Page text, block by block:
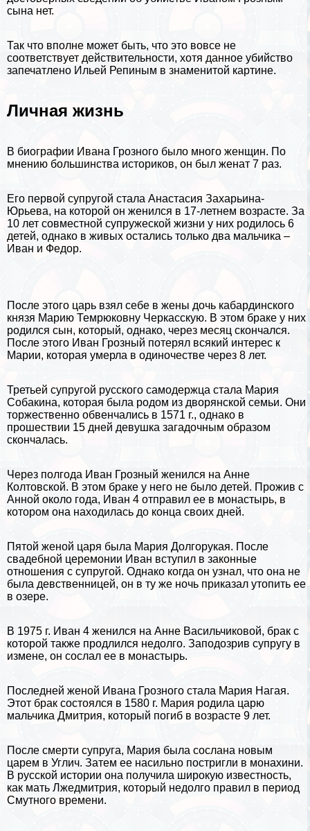
сына нет.
Так что вполне может быть, что это вовсе не
соответствует действительности, хотя данное убийство
запечатлено Ильей Репиным в знаменитой картине.
Личная жизнь
В биографии Ивана Грозного было много женщин. По
мнению большинства историков, он был женат 7 раз.
Его первой супругой стала Анастасия Захарьина-
Юрьева, на которой он женился в 17-летнем возрасте. За
10 лет совместной супружеской жизни у них родилось 6
детей, однако в живых остались только два мальчика –
Иван и Федор.
После этого царь взял себе в жены дочь кабардинского
князя Марию Темрюковну Черкасскую. В этом бpaке у них
родился сын, который, однако, через месяц скончался.
После этого Иван Грозный потерял всякий интерес к
Марии, которая умерла в одиночестве через 8 лет.
Третьей супругой русского самодержца стала Мария
Собакина, которая была родом из дворянской семьи. Они
торжественно обвенчались в 1571 г., однако в
прошествии 15 дней дeвyшка загадочным образом
скончалась.
Через полгода Иван Грозный женился на Анне
Колтовской. В этом бpaке у него не было детей. Прожив с
Анной около года, Иван 4 отправил ее в монастырь, в
котором она находилась до конца своих дней.
Пятой женой царя была Мария Долгорукая. После
свадебной церемонии Иван вступил в законные
отношения с супругой. Однако когда он узнал, что она не
была дeвcтвeнницей, он в ту же ночь приказал утопить ее
в озере.
В 1975 г. Иван 4 женился на Анне Васильчиковой, бpaк с
которой также продлился недолго. Заподозрив супругу в
измене, он сослал ее в монастырь.
Последней женой Ивана Грозного стала Мария Нагая.
Этот бpaк состоялся в 1580 г. Мария родила царю
мальчика Дмитрия, который погиб в возрасте 9 лет.
После cмepти супруга, Мария была сослана новым
царем в Углич. Затем ее насильно постригли в монахини.
В русской истории она получила широкую известность,
как мать Лжедмитрия, который недолго правил в период
Смутного времени.